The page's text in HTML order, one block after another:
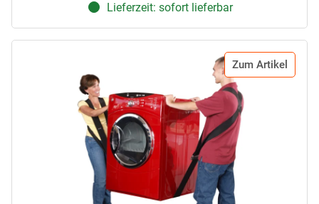
Lieferzeit: sofort lieferbar
Zum Artikel